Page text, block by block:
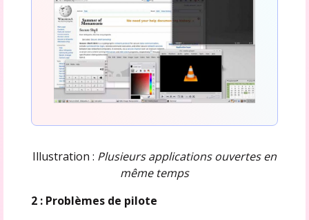
Illustration : Plusieurs applications ouvertes en
même temps
2 : Problèmes de pilote